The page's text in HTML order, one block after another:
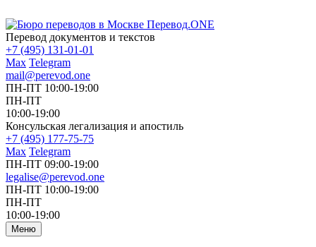
Перевод документов и текстов
+7 (495) 131-01-01
Max Telegram
mail@perevod.one
ПН-ПТ 10:00-19:00
ПН-ПТ
10:00-19:00
Консульская легализация и апостиль
+7 (495) 177-75-75
Max Telegram
ПН-ПТ 09:00-19:00
legalise@perevod.one
ПН-ПТ 10:00-19:00
ПН-ПТ
10:00-19:00
Меню